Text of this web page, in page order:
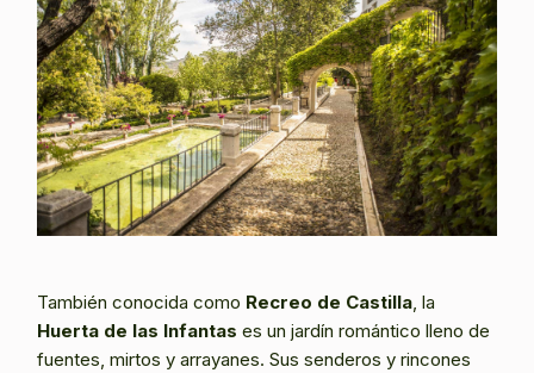
También conocida como Recreo de Castilla, la
Huerta de las Infantas es un jardín romántico lleno de
fuentes, mirtos y arrayanes. Sus senderos y rincones